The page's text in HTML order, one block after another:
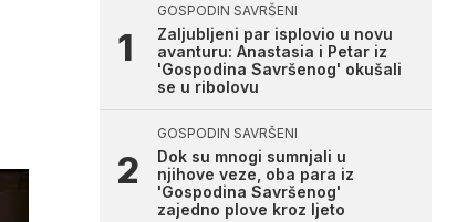
GOSPODIN SAVRŠENI
Zaljubljeni par isplovio u novu
avanturu: Anastasia i Petar iz
'Gospodina Savršenog' okušali
se u ribolovu
GOSPODIN SAVRŠENI
Dok su mnogi sumnjali u
njihove veze, oba para iz
'Gospodina Savršenog'
zajedno plove kroz ljeto